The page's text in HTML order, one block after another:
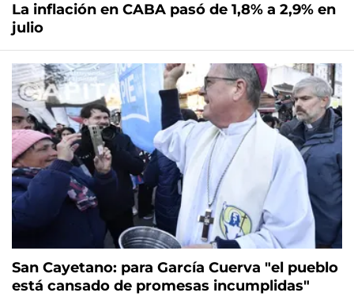
La inflación en CABA pasó de 1,8% a 2,9% en
julio
San Cayetano: para García Cuerva "el pueblo
está cansado de promesas incumplidas"